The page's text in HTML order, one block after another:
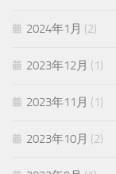
2024年1月 (2)
2023年12月 (1)
2023年11月 (1)
2023年10月 (2)